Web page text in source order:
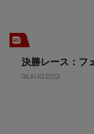
決勝レース：フ
06 AUG 2023